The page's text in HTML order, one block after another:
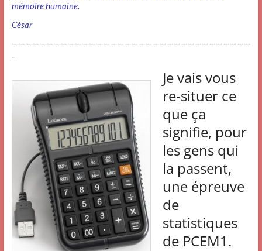
mémoire humaine.
César
——————————————————————————————————
-
Je vais vous
re-situer ce
que ça
signifie, pour
les gens qui
la passent,
une épreuve
de
statistiques
de PCEM1.